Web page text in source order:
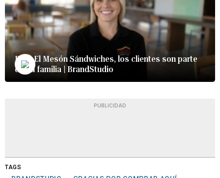
Para El Mesón Sándwiches, los clientes son parte
de su familia | BrandStudio
PUBLICIDAD
TAGS